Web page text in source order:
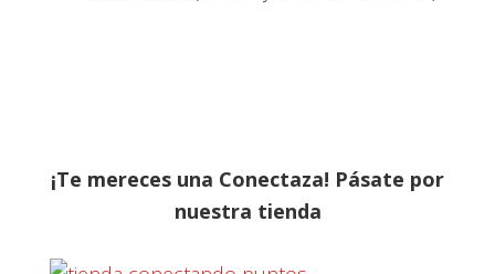
¡Te mereces una Conectaza! Pásate por
nuestra tienda